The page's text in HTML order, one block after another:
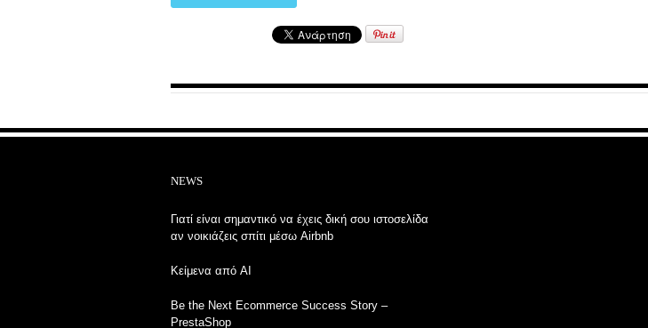
NEWS
Γιατί είναι σημαντικό να έχεις δική σου ιστοσελίδα
αν νοικιάζεις σπίτι μέσω Airbnb
Κείμενα από AI
Be the Next Ecommerce Success Story –
PrestaShop